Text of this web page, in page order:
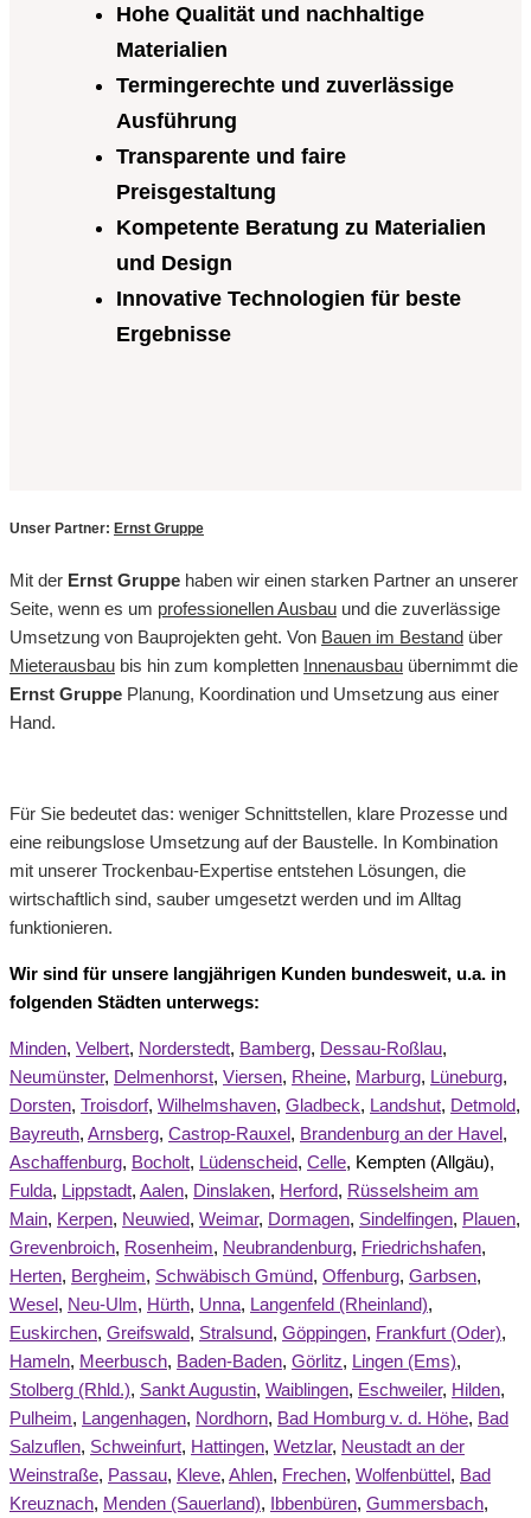
Hohe Qualität und nachhaltige
Materialien
Termingerechte und zuverlässige
Ausführung
Transparente und faire
Preisgestaltung
Kompetente Beratung zu Materialien
und Design
Innovative Technologien für beste
Ergebnisse
Unser Partner: Ernst Gruppe
Mit der Ernst Gruppe haben wir einen starken Partner an unserer
Seite, wenn es um professionellen Ausbau und die zuverlässige
Umsetzung von Bauprojekten geht. Von Bauen im Bestand über
Mieterausbau bis hin zum kompletten Innenausbau übernimmt die
Ernst Gruppe Planung, Koordination und Umsetzung aus einer
Hand.
Für Sie bedeutet das: weniger Schnittstellen, klare Prozesse und
eine reibungslose Umsetzung auf der Baustelle. In Kombination
mit unserer Trockenbau-Expertise entstehen Lösungen, die
wirtschaftlich sind, sauber umgesetzt werden und im Alltag
funktionieren.
Wir sind für unsere langjährigen Kunden bundesweit, u.a. in
folgenden Städten unterwegs:
Minden, Velbert, Norderstedt, Bamberg, Dessau-Roßlau,
Neumünster, Delmenhorst, Viersen, Rheine, Marburg, Lüneburg,
Dorsten, Troisdorf, Wilhelmshaven, Gladbeck, Landshut, Detmold,
Bayreuth, Arnsberg, Castrop-Rauxel , Brandenburg an der Havel ,
Aschaffenburg, Bocholt, Lüdenscheid, Celle, Kempten (Allgäu),
Fulda, Lippstadt, Aalen, Dinslaken, Herford, Rüsselsheim am
Main, Kerpen, Neuwied, Weimar, Dormagen, Sindelfingen, Plauen,
Grevenbroich, Rosenheim, Neubrandenburg, Friedrichshafen,
Herten, Bergheim, Schwäbisch Gmünd, Offenburg, Garbsen,
Wesel , Neu-Ulm, Hürth, Unna, Langenfeld (Rheinland),
Euskirchen, Greifswald, Stralsund, Göppingen, Frankfurt (Oder),
Hameln, Meerbusch, Baden-Baden, Görlitz, Lingen (Ems),
Stolberg (Rhld.), Sankt Augustin, Waiblingen, Eschweiler, Hilden,
Pulheim, Langenhagen, Nordhorn, Bad Homburg v. d. Höhe, Bad
Salzuflen, Schweinfurt, Hattingen, Wetzlar, Neustadt an der
Weinstraße, Passau, Kleve, Ahlen, Frechen, Wolfenbüttel , Bad
Kreuznach, Menden (Sauerland), Ibbenbüren, Gummersbach,